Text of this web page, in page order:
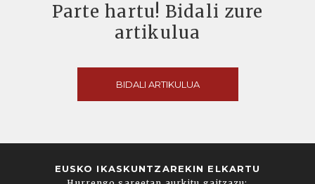
Parte hartu! Bidali zure
artikulua
BIDALI ARTIKULUA
EUSKO IKASKUNTZAREKIN ELKARTU